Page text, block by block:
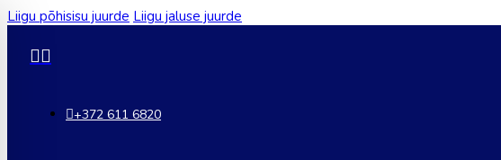
Liigu põhisisu juurde Liigu jaluse juurde
+372 611 6820